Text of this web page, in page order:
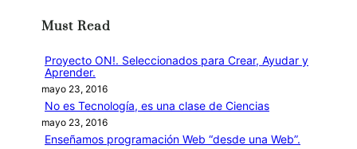
a
Must Read
Proyecto ON!. Seleccionados para Crear, Ayudar y
Aprender.
mayo 23, 2016
No es Tecnología, es una clase de Ciencias
mayo 23, 2016
Enseñamos programación Web “desde una Web”.